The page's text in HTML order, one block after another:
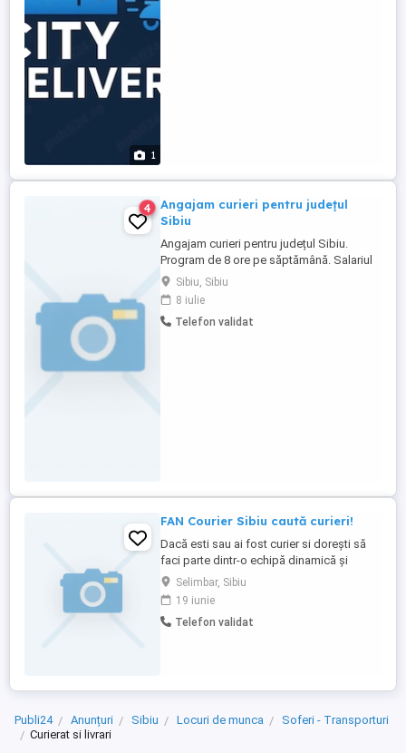
1
4
Angajam curieri pentru județul
Sibiu
Angajam curieri pentru județul Sibiu.
Program de 8 ore pe săptămână. Salariul
atractiv.
Sibiu, Sibiu
8 iulie
Telefon validat
FAN Courier Sibiu caută curieri!
Dacă esti sau ai fost curier si dorești să
faci parte dintr-o echipă dinamică și
dornică de performanță, nu mai sta pe
gânduri și vino la FAN Courier! Constituie
avantaj experiența în domeniu! Vei avea
contract de muncă pe perioadă
Selimbar, Sibiu
19 iunie
Telefon validat
Publi24 Anunțuri Sibiu Locuri de munca
Soferi - Transporturi
Curierat si livrari